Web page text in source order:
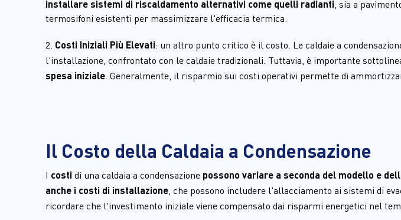
installare sistemi di riscaldamento alternativi come quelli radianti , sia a
termosifoni esistenti per massimizzare l'efficacia termica.
2. Costi Iniziali Più Elevati: un altro punto critico è il costo. Le caldaie a
l'installazione, confrontato con le caldaie tradizionali. Tuttavia, è importante
spesa iniziale . Generalmente, il risparmio sui costi operativi permette di
Il Costo della Caldaia a Condensazione
I costi di una caldaia a condensazione possono variare a seconda del modello e
anche i costi di installazione , che possono includere l'allacciamento ai sistemi di
ricordare che l'investimento iniziale viene compensato dai risparmi energetici nel